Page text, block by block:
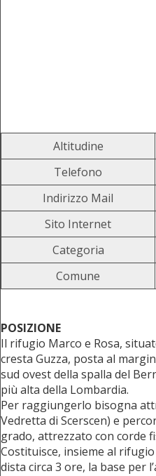
Altitudine
Telefono
Indirizzo Mail
Sito Internet
Categoria
Comune
POSIZIONE
Il rifugio Marco e Rosa,
cresta Guzza, posta al
sud ovest della spalla del
più alta della Lombardia.
Per raggiungerlo bisogna
Vedretta di Scerscen) e
grado, attrezzato con corde
Costituisce, insieme al
dista circa 3 ore, la base per